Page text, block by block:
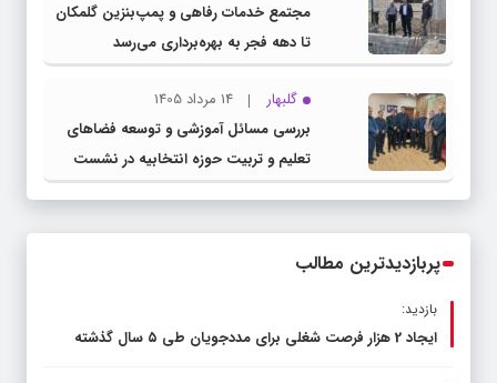
مجتمع خدمات رفاهی و پمپ‌بنزین گلمکان
تا دهه فجر به بهره‌برداری می‌رسد
گلبهار
14 مرداد 1405
بررسی مسائل آموزشی و توسعه فضاهای
تعلیم و تربیت حوزه انتخابیه در نشست
مشترک عضو کمیسیون آموزش مجلس با
پربازدیدترین مطالب
بازدید:
ایجاد 2 هزار فرصت شغلی برای مددجویان طی ۵ سال گذشته